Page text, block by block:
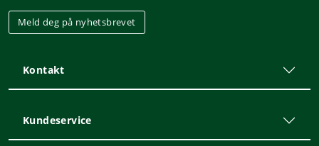
Meld deg på nyhetsbrevet
Kontakt
Kundeservice